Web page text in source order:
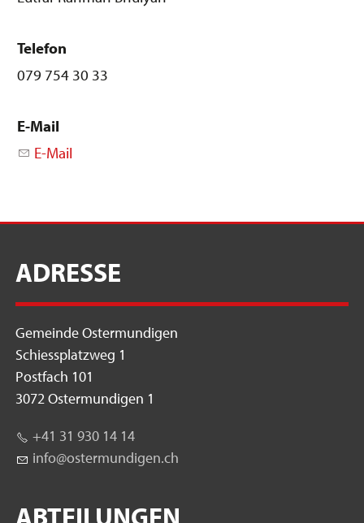
Telefon
079 754 30 33
E-Mail
E-Mail
ADRESSE
Gemeinde Ostermundigen
Schiessplatzweg 1
Postfach 101
3072 Ostermundigen 1
+41 31 930 14 14
nf
st rm nd g n ch
ABTEILUNGEN